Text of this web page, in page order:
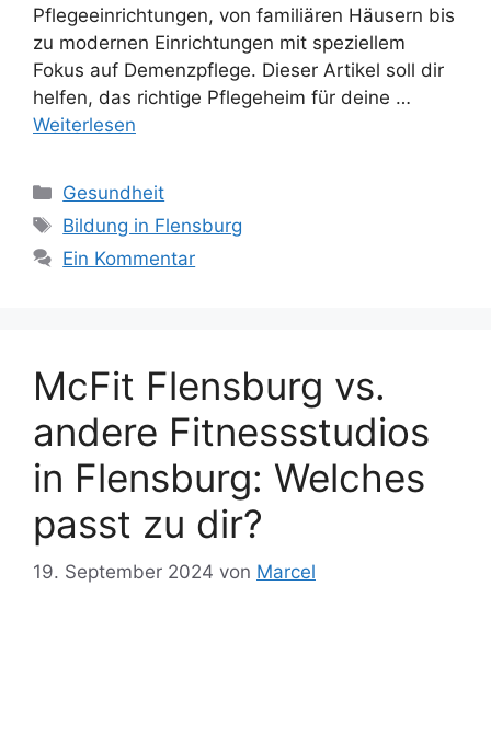
Pflegeeinrichtungen, von familiären Häusern bis
zu modernen Einrichtungen mit speziellem
Fokus auf Demenzpflege. Dieser Artikel soll dir
helfen, das richtige Pflegeheim für deine …
Weiterlesen
Kategorien
Gesundheit
Schlagwörter
Bildung in Flensburg
Ein Kommentar
McFit Flensburg vs.
andere Fitnessstudios
in Flensburg: Welches
passt zu dir?
19. September 2024 von Marcel